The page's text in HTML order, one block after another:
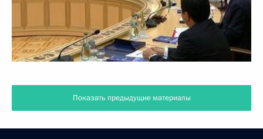
Показать предыдущие материалы